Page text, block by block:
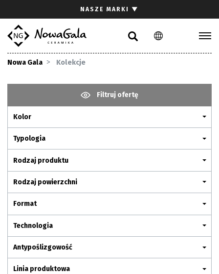
PL EN
NASZE MARKI ▼
Nowa Gala Kolekcje
Filtruj ofertę
Kolor
Typologia
Rodzaj produktu
Rodzaj powierzchni
Format
Technologia
Antypoślizgowość
Linia produktowa
Gdzie kupić
Pliki do pobrania
Pytania i odpowiedzi
Kariera
Kontakt
Komunikacja z akcjonariuszami